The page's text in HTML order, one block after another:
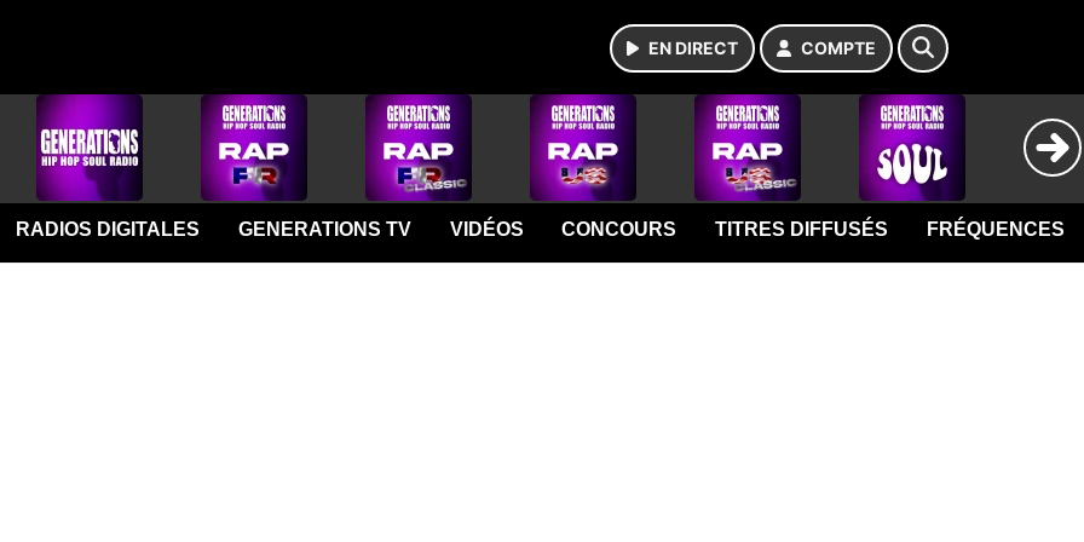
EN DIRECT COMPTE
RADIOS DIGITALES GENERATIONS TV VIDÉOS CONCOURS TITRES DIFFUSÉS FRÉQUENCES